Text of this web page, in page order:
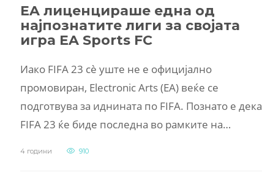
EA лиценцираше една од
најпознатите лиги за својата
игра EA Sports FC
Иако FIFA 23 сè уште не е официјално
промовиран, Electronic Arts (EA) веќе се
подготвува за иднината по FIFA. Познато е дека
FIFA 23 ќе биде последна во рамките на…
4 години 910